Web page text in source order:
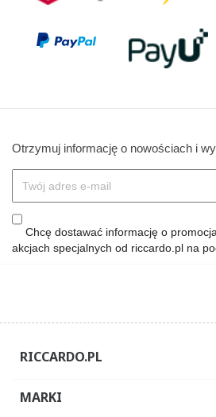
Otrzymuj informację o nowościach i
Chcę dostawać informację o
akcjach specjalnych od riccardo.pl na
RICCARDO.PL
MARKI